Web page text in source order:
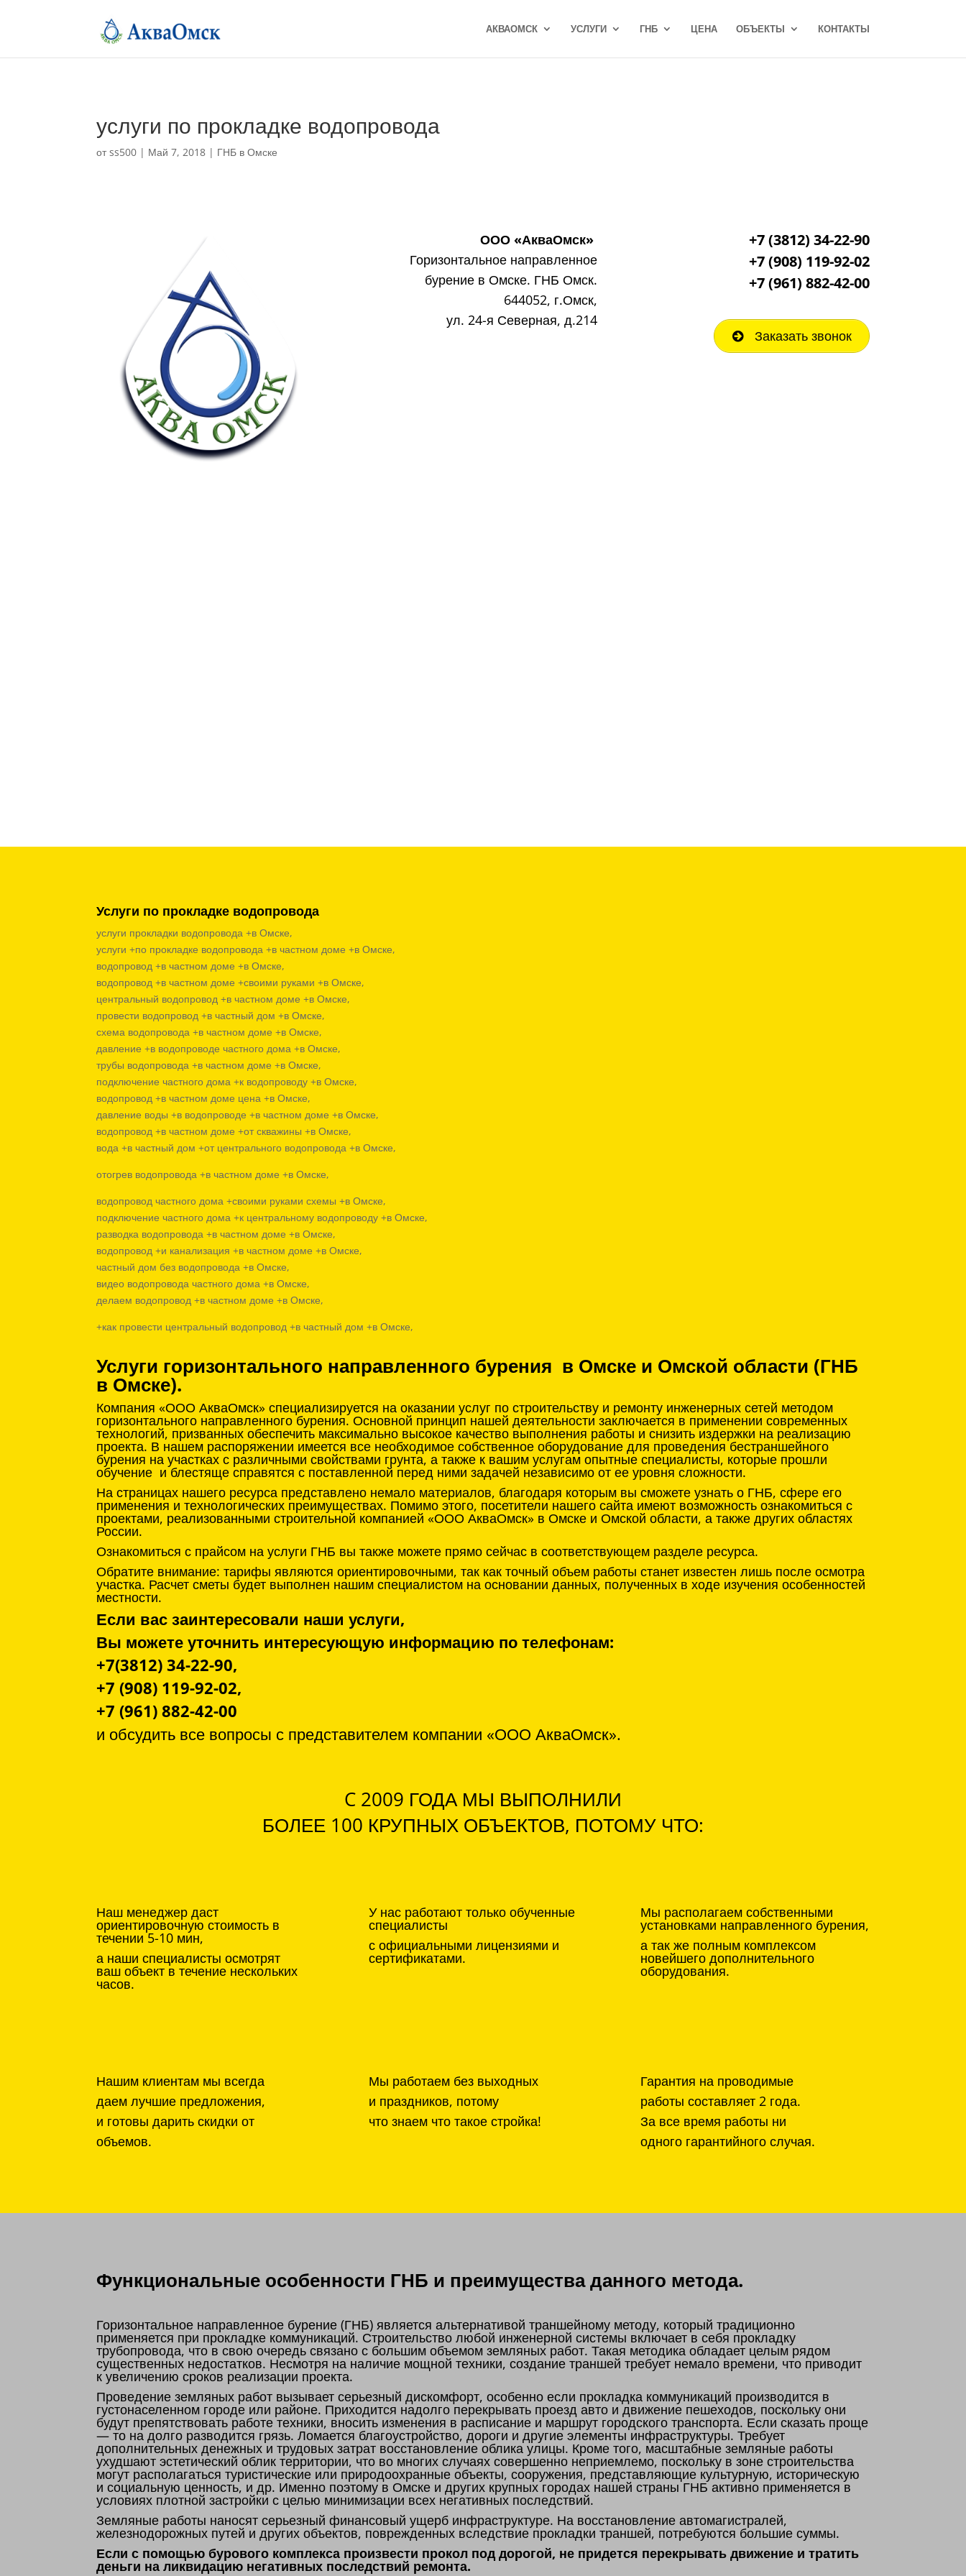
АКВАОМСК УСЛУГИ ГНБ ЦЕНА ОБЪЕКТЫ КОНТАКТЫ
услуги по прокладке водопровода
отss500 | Май 7, 2018 | ГНБ в Омске
ООО «АкваОмск»
Горизонтальное направленное
бурение в Омске. ГНБ Омск.
644052, г.Омск,
ул. 24-я Северная, д.214
+7 (3812) 34-22-90
+7 (908) 119-92-02
+7(961) 882-42-00
Заказать звонок
Услуги по прокладке водопровода
услуги прокладки водопровода +в Омске,
услуги +по прокладке водопровода +в частном доме +в Омске,
водопровод +в частном доме +в Омске,
водопровод +в частном доме +своими руками +в Омске,
центральный водопровод +в частном доме +в Омске,
провести водопровод +в частный дом +в Омске,
схема водопровода +в частном доме +в Омске,
давление +в водопроводе частного дома +в Омске,
трубы водопровода +в частном доме +в Омске,
подключение частного дома +к водопроводу +в Омске,
водопровод +в частном доме цена +в Омске,
давление воды +в водопроводе +в частном доме +в Омске,
водопровод +в частном доме +от скважины +в Омске,
вода +в частный дом +от центрального водопровода +в Омске,
отогрев водопровода +в частном доме +в Омске,
водопровод частного дома +своими руками схемы +в Омске,
подключение частного дома +к центральному водопроводу +в Омске,
разводка водопровода +в частном доме +в Омске,
водопровод +и канализация +в частном доме +в Омске,
частный дом без водопровода +в Омске,
видео водопровода частного дома +в Омске,
делаем водопровод +в частном доме +в Омске,
+как провести центральный водопровод +в частный дом +в Омске,
Услуги горизонтального направленного бурения в Омске и Омской области (ГНБ
в Омске).
Компания «ООО АкваОмск» специализируется на оказании услуг по строительству и ремонту инженерных сетей методом
горизонтального направленного бурения. Основной принцип нашей деятельности заключается в применении современных
технологий, призванных обеспечить максимально высокое качество выполнения работы и снизить издержки на реализацию
проекта. В нашем распоряжении имеется все необходимое собственное оборудование для проведения бестраншейного
бурения на участках с различными свойствами грунта, а также к вашим услугам опытные специалисты, которые прошли
обучение и блестяще справятся с поставленной перед ними задачей независимо от ее уровня сложности.
На страницах нашего ресурса представлено немало материалов, благодаря которым вы сможете узнать о ГНБ, сфере его
применения и технологических преимуществах. Помимо этого, посетители нашего сайта имеют возможность ознакомиться с
проектами, реализованными строительной компанией «ООО АкваОмск» в Омске и Омской области, а также других областях
России.
Ознакомиться с прайсом на услуги ГНБ вы также можете прямо сейчас в соответствующем разделе ресурса.
Обратите внимание: тарифы являются ориентировочными, так как точный объем работы станет известен лишь после осмотра
участка. Расчет сметы будет выполнен нашим специалистом на основании данных, полученных в ходе изучения особенностей
местности.
Если вас заинтересовали наши услуги,
Вы можете уточнить интересующую информацию по телефонам:
+7(3812) 34-22-90,
+7 (908) 119-92-02,
+7 (961) 882-42-00
и обсудить все вопросы с представителем компании «ООО АкваОмск».
C 2009 ГОДА МЫ ВЫПОЛНИЛИ
БОЛЕЕ 100 КРУПНЫХ ОБЪЕКТОВ, ПОТОМУ ЧТО:
Наш менеджер даст
ориентировочную стоимость в
течении 5-10 мин,
а наши специалисты осмотрят
ваш объект в течение нескольких
часов.
У нас работают только обученные
специалисты
с официальными лицензиями и
сертификатами.
Мы располагаем собственными
установками направленного бурения,
а так же полным комплексом
новейшего дополнительного
оборудования.
Нашим клиентам мы всегда
даем лучшие предложения,
и готовы дарить скидки от
объемов.
Мы работаем без выходных
и праздников, потому
что знаем что такое стройка!
Гарантия на проводимые
работы составляет 2 года.
За все время работы ни
одного гарантийного случая.
Функциональные особенности ГНБ и преимущества данного метода.
Горизонтальное направленное бурение (ГНБ) является альтернативой траншейному методу, который традиционно
применяется при прокладке коммуникаций. Строительство любой инженерной системы включает в себя прокладку
трубопровода, что в свою очередь связано с большим объемом земляных работ. Такая методика обладает целым рядом
существенных недостатков. Несмотря на наличие мощной техники, создание траншей требует немало времени, что приводит
к увеличению сроков реализации проекта.
Проведение земляных работ вызывает серьезный дискомфорт, особенно если прокладка коммуникаций производится в
густонаселенном городе или районе. Приходится надолго перекрывать проезд авто и движение пешеходов, поскольку они
будут препятствовать работе техники, вносить изменения в расписание и маршрут городского транспорта. Если сказать проще
— то на долго разводится грязь. Ломается благоустройство, дороги и другие элементы инфраструктуры. Требует
дополнительных денежных и трудовых затрат восстановление облика улицы. Кроме того, масштабные земляные работы
ухудшают эстетический облик территории, что во многих случаях совершенно неприемлемо, поскольку в зоне строительства
могут располагаться туристические или природоохранные объекты, сооружения, представляющие культурную, историческую
и социальную ценность, и др. Именно поэтому в Омске и других крупных городах нашей страны ГНБ активно применяется в
условиях плотной застройки с целью минимизации всех негативных последствий.
Земляные работы наносят серьезный финансовый ущерб инфраструктуре. На восстановление автомагистралей,
железнодорожных путей и других объектов, поврежденных вследствие прокладки траншей, потребуются большие суммы.
Если с помощью бурового комплекса произвести прокол под дорогой, не придется перекрывать движение и тратить
деньги на ликвидацию негативных последствий ремонта.